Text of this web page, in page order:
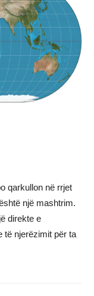
qarkullon në rrjet
një mashtrim.
direkte e
të njerëzimit për ta